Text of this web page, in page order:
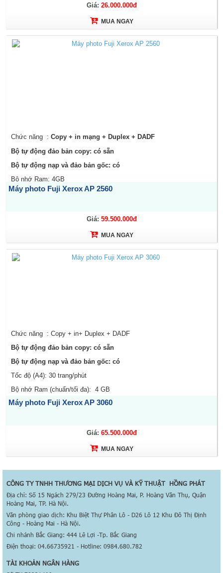
Giá: 26.000.000đ
MUA NGAY
Chức năng : Copy + in mạng + Duplex + DADF
Bộ tự động đảo bản copy: có sẵn
Bộ tự động nạp và đảo bản gốc: có
Bộ nhớ Ram: 4GB
Tốc độ (A4): 25 trang/phút
Máy photo Fuji Xerox AP 2560
Giá: 59.500.000đ
MUA NGAY
Chức năng : Copy + in+ Duplex + DADF
Bộ tự động đảo bản copy: có sẵn
Bộ tự động nạp và đảo bản gốc: có
Tốc độ (A4): 30 trang/phút
Bộ nhớ Ram (chuẩn/tối đa): 4 GB
Máy photo Fuji Xerox AP 3060
Giá: 65.500.000đ
MUA NGAY
CÔNG TY TNHH THƯƠNG MẠI DỊCH VỤ VÀ KỸ THUẬT HỒNG PHÁT
Địa chỉ: Số 15 Ngách 279/23 Đường Hoàng Mai, P. Hoàng Văn Thụ, Quận
Hoàng Mai, TP. Hà Nội.
Văn phòng giao dịch: Khu Biệt Thự Phân Lô - D26 Lô 12 Khu Đô Thị Định
Công - Hoàng Mai - Hà Nội.
Chi nhánh Bắc Giang: 444 Lê Lợi -Tp. Bắc Giang
Điện thoại: 04.66735921 - Hotline: 0984.680.782
TÀI KHOẢN NGÂN HÀNG